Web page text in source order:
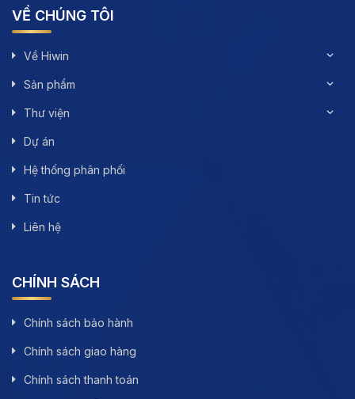
VỀ CHÚNG TÔI
Về Hiwin
Sản phẩm
Thư viện
Dự án
Hệ thống phân phối
Tin tức
Liên hệ
CHÍNH SÁCH
Chính sách bảo hành
Chính sách giao hàng
Chính sách thanh toán